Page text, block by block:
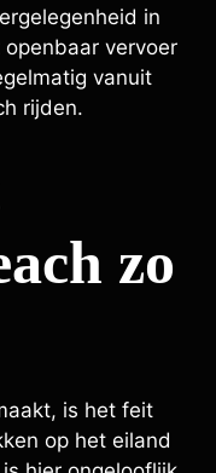
in
vervoer
vanuit
rijden.
zo
is het feit
op het eiland